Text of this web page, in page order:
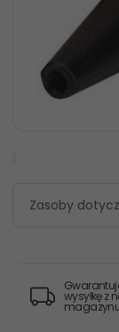
Zasoby
wysyłkę z